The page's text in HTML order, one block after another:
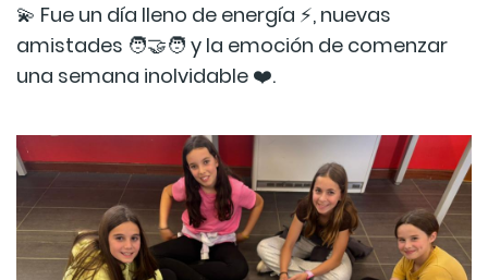
💫 Fue un día lleno de energía ⚡, nuevas
amistades 🧑‍🤝‍🧑 y la emoción de comenzar
una semana inolvidable ❤️.